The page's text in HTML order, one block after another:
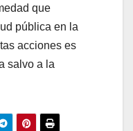
que
pública en la
acciones es
salvo a la